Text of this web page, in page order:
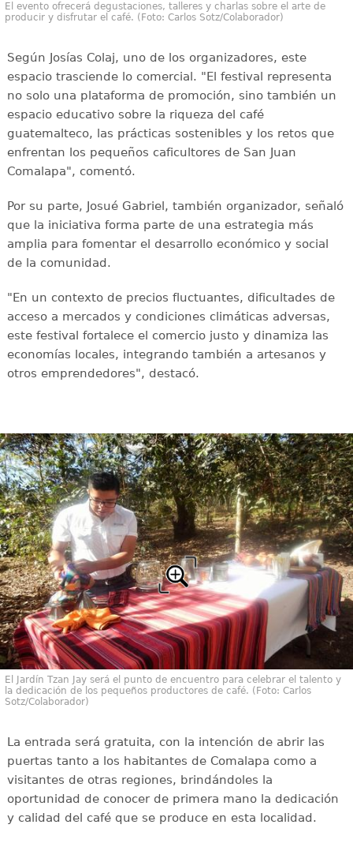
El evento ofrecerá degustaciones, talleres y charlas sobre el arte de
producir y disfrutar el café. (Foto: Carlos Sotz/Colaborador)
Según Josías Colaj, uno de los organizadores, este
espacio trasciende lo comercial. "El festival representa
no solo una plataforma de promoción, sino también un
espacio educativo sobre la riqueza del café
guatemalteco, las prácticas sostenibles y los retos que
enfrentan los pequeños caficultores de San Juan
Comalapa", comentó.
Por su parte, Josué Gabriel, también organizador, señaló
que la iniciativa forma parte de una estrategia más
amplia para fomentar el desarrollo económico y social
de la comunidad.
"En un contexto de precios fluctuantes, dificultades de
acceso a mercados y condiciones climáticas adversas,
este festival fortalece el comercio justo y dinamiza las
economías locales, integrando también a artesanos y
otros emprendedores", destacó.
El Jardín Tzan Jay será el punto de encuentro para celebrar el talento y
la dedicación de los pequeños productores de café. (Foto: Carlos
Sotz/Colaborador)
La entrada será gratuita, con la intención de abrir las
puertas tanto a los habitantes de Comalapa como a
visitantes de otras regiones, brindándoles la
oportunidad de conocer de primera mano la dedicación
y calidad del café que se produce en esta localidad.